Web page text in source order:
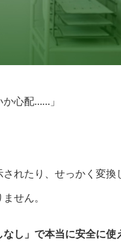
心配……」
れたり、せっかく変換
せん。
なし」で本当に安全に